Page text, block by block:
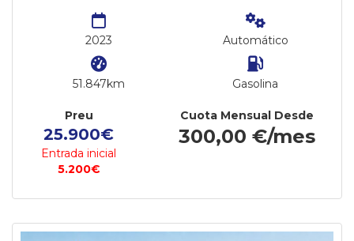
2023
51.847km
Automático
Gasolina
Preu
25.900€
Entrada inicial
5.200€
Cuota Mensual Desde
300,00 €/mes